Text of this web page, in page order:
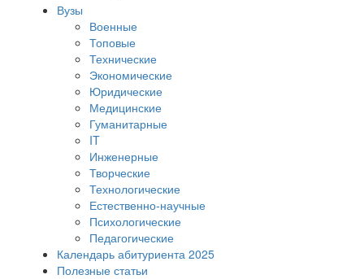
Вузы
Военные
Топовые
Технические
Экономические
Юридические
Медицинские
Гуманитарные
IT
Инженерные
Творческие
Технологические
Естественно-научные
Психологические
Педагогические
Календарь абитуриента 2025
Полезные статьи